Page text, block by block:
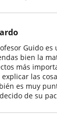
Guido
bien la
más
explicar las
es muy
de su